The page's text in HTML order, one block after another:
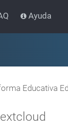
Ayuda
Educativa